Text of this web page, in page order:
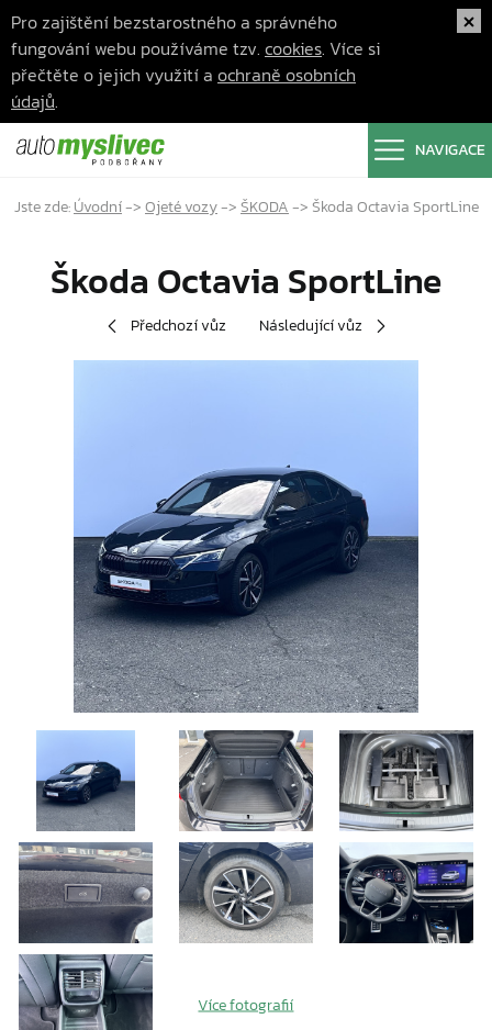
Pro zajištění bezstarostného a správného
fungování webu používáme tzv. cookies. Více si
přečtěte o jejich využití a ochraně osobních
údajů.
NAVIGACE
Jste zde:Úvodní->Ojeté vozy->ŠKODA->Škoda Octavia SportLine
Škoda Octavia SportLine
Předchozí vůz Následující vůz
Více fotografií